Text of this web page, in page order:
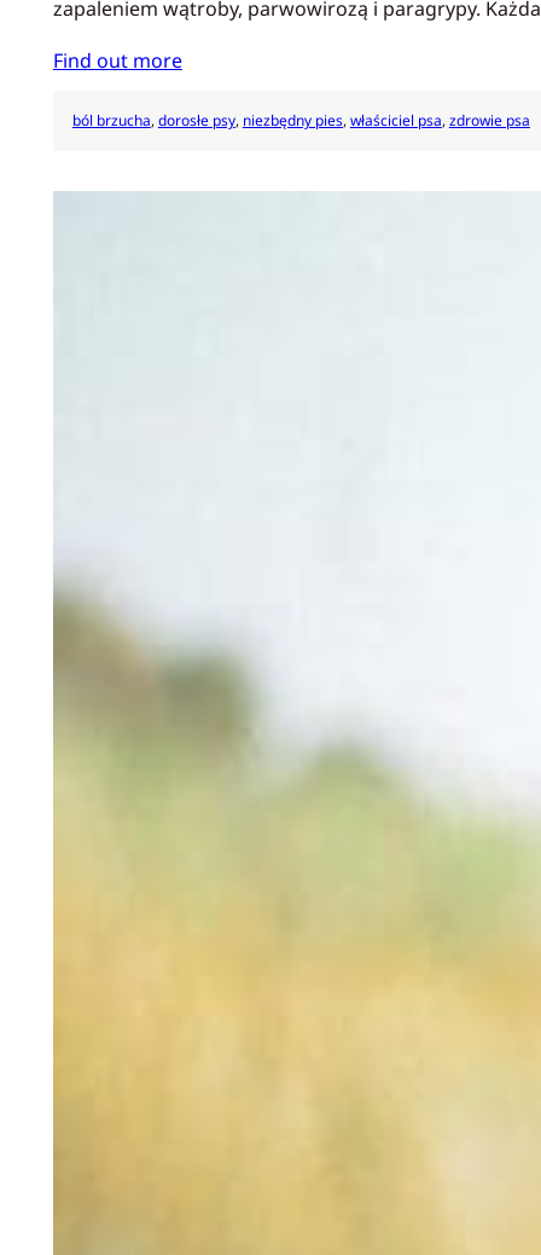
zapaleniem wątroby, parwowirozą i paragrypy.
Find out more
ból brzucha, dorosłe psy, niezbędny pies, właściciel psa, zdrowie psa